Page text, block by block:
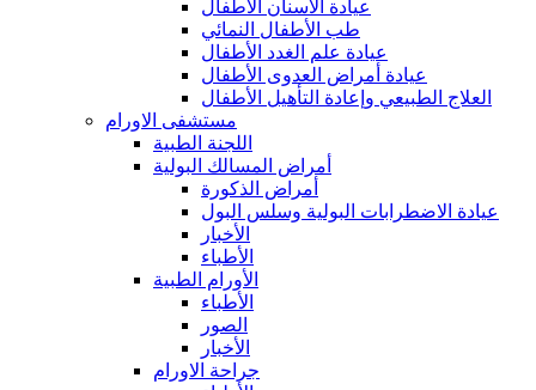
عيادة الأسنان الأطفال
طب الأطفال النمائي
عيادة علم الغدد الأطفال
عيادة أمراض العدوى الأطفال
العلاج الطبيعي وإعادة التأهيل الأطفال
مستشفى الاورام
اللجنة الطبية
أمراض المسالك البولية
أمراض الذكورة
عيادة الاضطرابات البولية وسلس البول
الأخبار
الأطباء
الأورام الطبية
الأطباء
الصور
الأخبار
جراحة الاورام